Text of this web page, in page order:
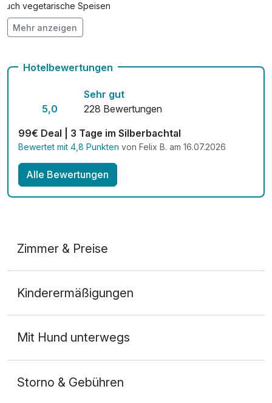
Auch vegetarische Speisen
Kostenloses W-LAN
Mehr anzeigen
Hotelbewertungen
5,0
Sehr gut
228 Bewertungen
99€ Deal | 3 Tage im Silberbachtal
Bewertet mit 4,8 Punkten von Felix B. am 16.07.2026
Alle Bewertungen
Zimmer & Preise
2 Erwachsene und 1 Kind
Kinderermäßigungen
Mit Hund unterwegs
Storno & Gebühren